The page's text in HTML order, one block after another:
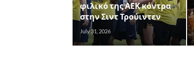
φιλικό της ΑΕΚ κόντρα
στην Σιντ Τρούιντεν
July 31, 2026